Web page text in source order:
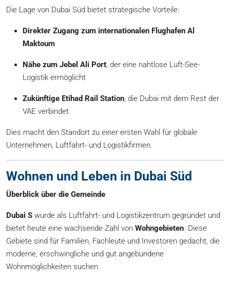
Die Lage von Dubai Süd bietet strategische Vorteile:
Direkter Zugang zum internationalen Flughafen Al
Maktoum
Nähe zum Jebel Ali Port, der eine nahtlose Luft-See-
Logistik ermöglicht
Zukünftige Etihad Rail Station, die Dubai mit dem Rest der
VAE verbindet
Dies macht den Standort zu einer ersten Wahl für globale
Unternehmen, Luftfahrt- und Logistikfirmen.
Wohnen und Leben in Dubai Süd
Überblick über die Gemeinde
Dubai S wurde als Luftfahrt- und Logistikzentrum gegründet und
bietet heute eine wachsende Zahl von Wohngebieten. Diese
Gebiete sind für Familien, Fachleute und Investoren gedacht, die
moderne, erschwingliche und gut angebundene
Wohnmöglichkeiten suchen.